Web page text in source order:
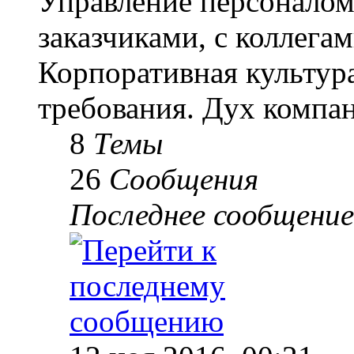
заказчиками, с
Корпоративная
требования. Дух
8 Темы
26 Сообщения
Последнее сообщение